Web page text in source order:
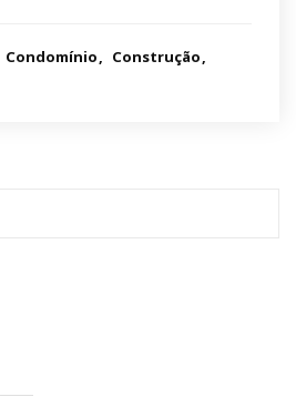
Condomínio
Construção